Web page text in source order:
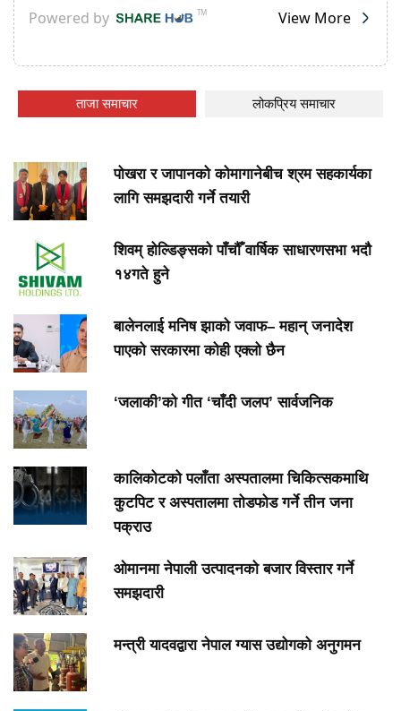
ताजा समाचार लोकप्रिय समाचार
पोखरा र जापानको कोमागानेबीच श्रम सहकार्यका
लागि समझदारी गर्ने तयारी
शिवम् होल्डिङ्सको पाँचौँ वार्षिक साधारणसभा भदौ
१४गते हुने
बालेनलाई मनिष झाको जवाफ– महान् जनादेश
पाएको सरकारमा कोही एक्लो छैन
‘जलाकी’को गीत ‘चाँदी जलप’ सार्वजनिक
कालिकोटको पलाँता अस्पतालमा चिकित्सकमाथि
कुटपिट र अस्पतालमा तोडफोड गर्ने तीन जना
पक्राउ
ओमानमा नेपाली उत्पादनको बजार विस्तार गर्ने
समझदारी
मन्त्री यादवद्वारा नेपाल ग्यास उद्योगको अनुगमन